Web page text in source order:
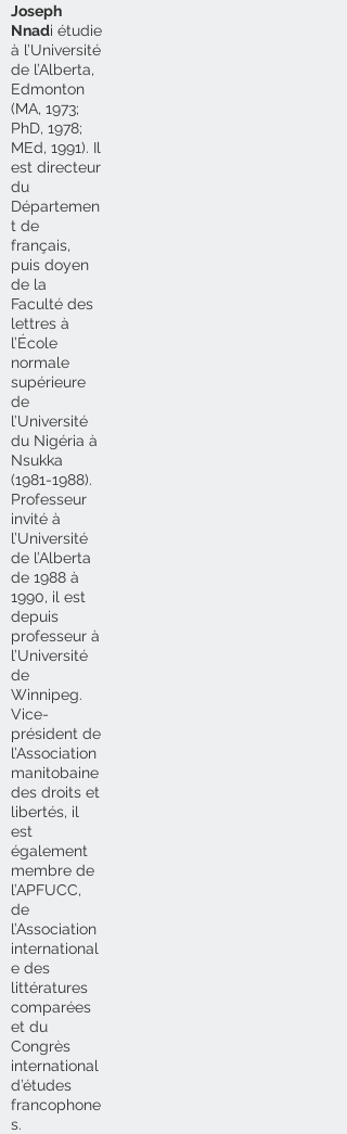
Joseph
Nnadi étudie
à l’Université
de l’Alberta,
Edmonton
(MA, 1973;
PhD, 1978;
MEd, 1991). Il
est directeur
du
Départemen
t de
français,
puis doyen
de la
Faculté des
lettres à
l’École
normale
supérieure
de
l’Université
du Nigéria à
Nsukka
(1981-1988).
Professeur
invité à
l’Université
de l’Alberta
de 1988 à
1990, il est
depuis
professeur à
l’Université
de
Winnipeg.
Vice-
président de
l’Association
manitobaine
des droits et
libertés, il
est
également
membre de
l’APFUCC,
de
l’Association
international
e des
littératures
comparées
et du
Congrès
international
d’études
francophone
s.